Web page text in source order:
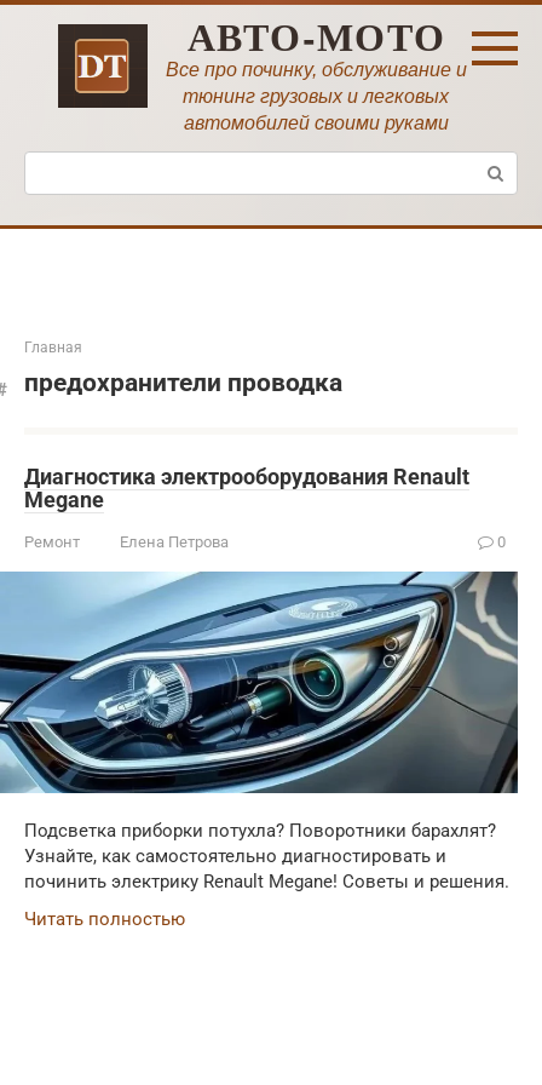
Перейти
АВТО-МОТО
Все про починку, обслуживание и
тюнинг грузовых и легковых
автомобилей своими руками
Поиск:
Главная
предохранители проводка
Диагностика электрооборудования Renault
Megane
Ремонт Елена Петрова 0
Подсветка приборки потухла? Поворотники барахлят?
Узнайте, как самостоятельно диагностировать и
починить электрику Renault Megane! Советы и решения.
Читать полностью